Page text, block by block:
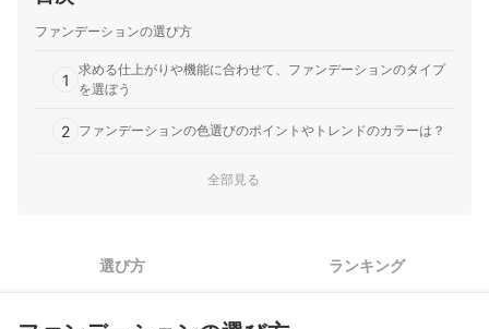
ファンデーションの選び方
1
求める仕上がりや機能に合わせて、ファンデーションのタイプ
を選ぼう
2 ファンデーションの色選びのポイントやトレンドのカラーは？
日焼けによるシミ・そばかすを防ぐなら、UVカット効果のある
ファンデーションを選んで
売れ筋の人気脂性肌向けファンデーション全49商品を徹底比較！
全部見る
選び方 ランキング